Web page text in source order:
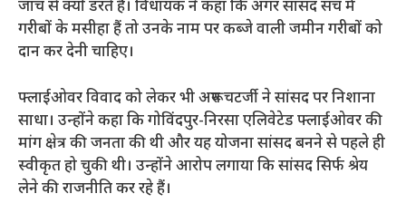
जांच से क्यों डरते हैं। विधायक ने कहा कि अगर सांसद सच में
गरीबों के मसीहा हैं तो उनके नाम पर कब्जे वाली जमीन गरीबों को
दान कर देनी चाहिए।
फ्लाईओवर विवाद को लेकर भी अरूप चटर्जी ने सांसद पर निशाना
साधा। उन्होंने कहा कि गोविंदपुर-निरसा एलिवेटेड फ्लाईओवर की
मांग क्षेत्र की जनता की थी और यह योजना सांसद बनने से पहले ही
स्वीकृत हो चुकी थी। उन्होंने आरोप लगाया कि सांसद सिर्फ श्रेय
लेने की राजनीति कर रहे हैं।